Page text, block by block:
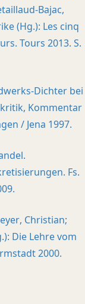
Bajac,
(Hg.): Les cinq
Tours 2013. S.
Dichter bei
Kommentar
/ Jena 1997.
Fs.
Christian;
Die Lehre vom
2000.